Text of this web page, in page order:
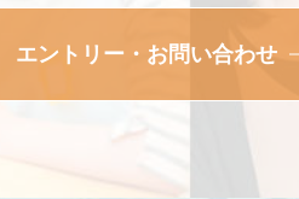
エントリー・お問い合わせ